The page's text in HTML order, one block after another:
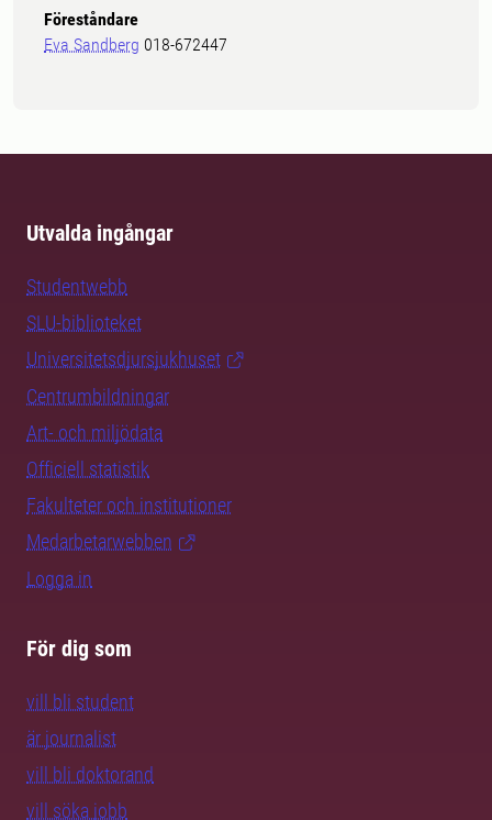
Föreståndare
Eva Sandberg 018-672447
Utvalda ingångar
Studentwebb
SLU-biblioteket
Universitetsdjursjukhuset
Centrumbildningar
Art- och miljödata
Officiell statistik
Fakulteter och institutioner
Medarbetarwebben
Logga in
För dig som
vill bli student
är journalist
vill bli doktorand
vill söka jobb